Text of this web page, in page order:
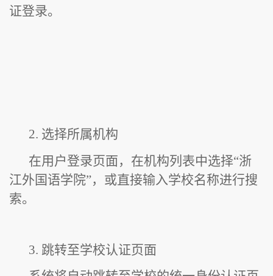
证登录。
2. 选择所属机构
在用户登录页面，在机构列表中选择“浙
江外国语学院”，或直接输入学校名称进行搜
索。
3. 跳转至学校认证页面